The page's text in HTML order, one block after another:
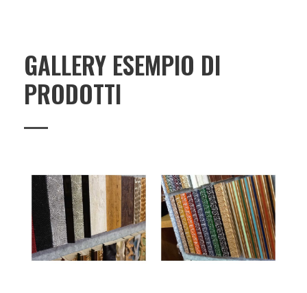
GALLERY ESEMPIO DI
PRODOTTI